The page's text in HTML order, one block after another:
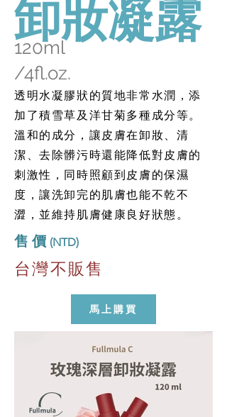
卸妝凝露
120ml
/4fl.oz.
透明水凝膠狀的質地非常水潤，添
加了積雪草及洋甘菊多種成分等。
溫和的成分，讓皮膚在卸妝、清
潔、去除髒污時還能降低對皮膚的
刺激性，同時照顧到皮膚的保濕
度，讓洗卸完的肌膚也能不乾不
澀，並維持肌膚健康良好狀態。
​售 價 (NTD)
台灣不販售
馬上購買